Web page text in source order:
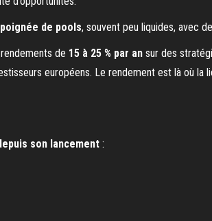
de pools, souvent peu liquides, avec
de 15 à 25 % par an sur des
européens. Le rendement est là où la
son lancement :